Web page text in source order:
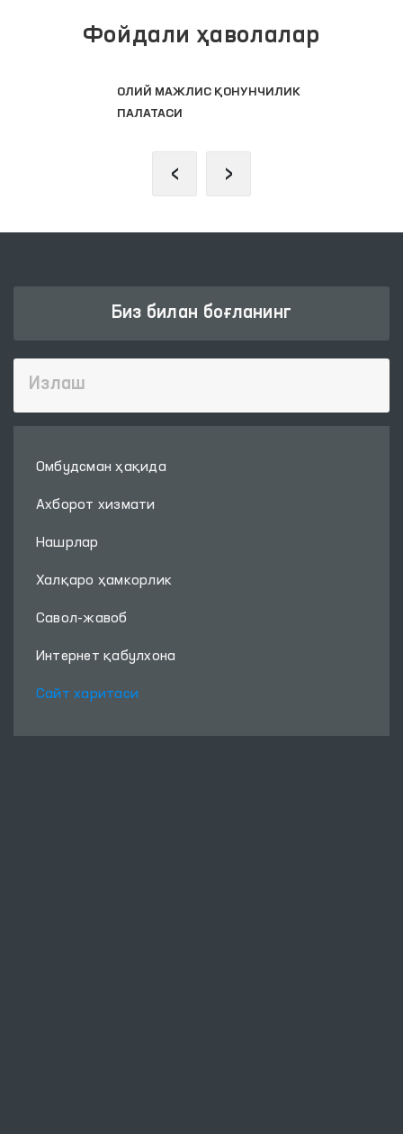
Фойдали ҳаволалар
ОЛИЙ МАЖЛИС ҚОНУНЧИЛИК
ПАЛАТАСИ
‹ ›
Биз билан боғланинг
Омбудсман ҳақида
Ахборот хизмати
Нашрлар
Халқаро ҳамкорлик
Савол-жавоб
Интернет қабулхона
Сайт харитаси